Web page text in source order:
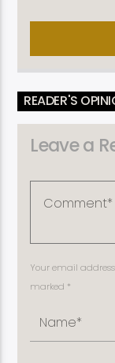
READER'S
Leave a
Your email
marked *